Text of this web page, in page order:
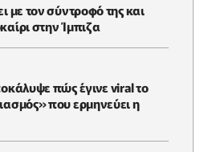
με τον σύντροφό της και
στην Ίμπιζα
πώς έγινε viral το
που ερμηνεύει η